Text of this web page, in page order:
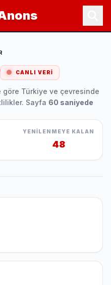
CANLI VERI
Türkiye ve çevresinde
Sayfa 60 saniyede
YENILENMEYE KALAN
47